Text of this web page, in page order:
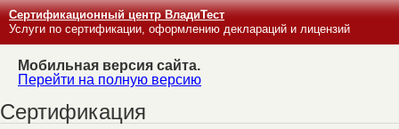
Сертификационный центр ВладиТест
Услуги по сертификации, оформлению деклараций и лицензий
Мобильная версия сайта.
Перейти на полную версию
Сертификация